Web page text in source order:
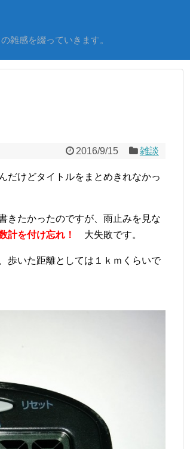
雑感を綴っていきます。
2016/9/15 雑談
だけどタイトルをまとめきれなかっ
きたかったのですが、雨止みを見な
計を付け忘れ！ 大失敗です。
歩いた距離としては１ｋｍくらいで